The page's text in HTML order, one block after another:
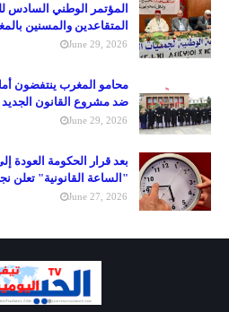
المؤتمر الوطني السادس
المتقاعدين والمسنين
June 29, 2026
محامو المغرب ينتفضون
ضد مشروع القانون الجديد
June 29, 2026
بعد قرار الحكومة
"الساعة القانونية" تعلن
June 27, 2026